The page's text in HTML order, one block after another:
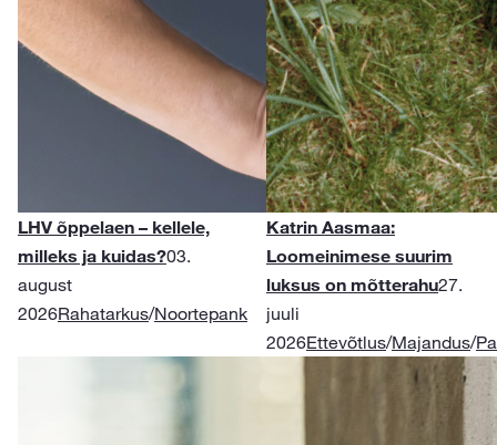
LHV õppelaen – kellele,
milleks ja kuidas?03.
august
2026Rahatarkus/Noortepank
Katrin Aasmaa:
Loomeinimese suurim
luksus on mõtterahu27.
juuli
2026Ettevõtlus/Majandus/